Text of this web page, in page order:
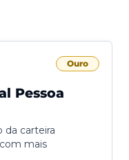
Ouro
Pessoa
da carteira
mais